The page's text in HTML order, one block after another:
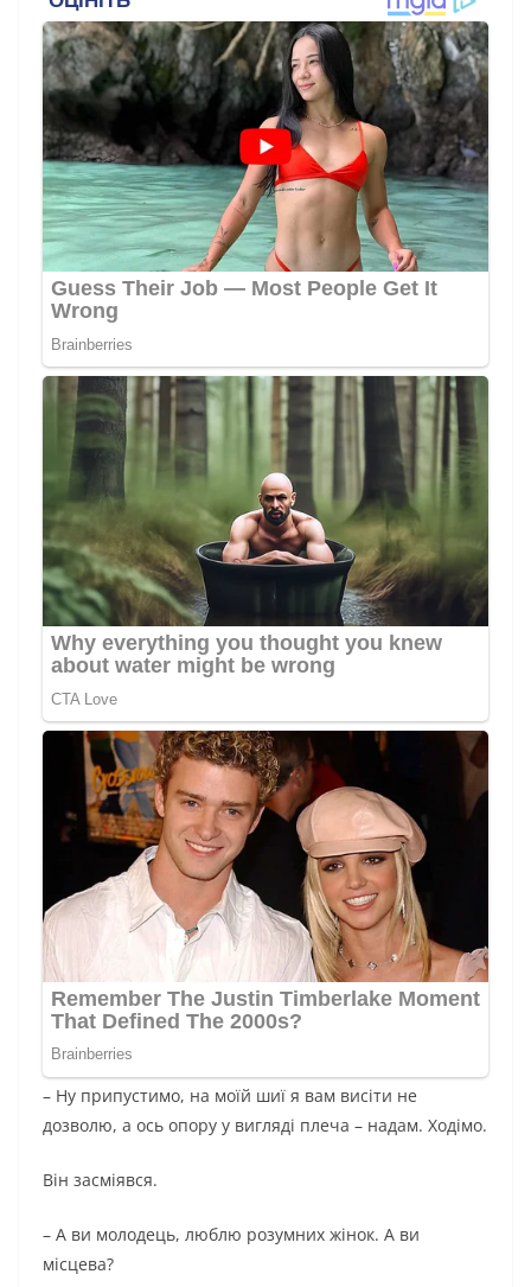
– Ну припустимо, на моїй шиї я вам висіти не
дозволю, а ось опору у вигляді плеча – надам. Ходімо.
Він засміявся.
– А ви молодець, люблю розумних жінок. А ви
місцева?